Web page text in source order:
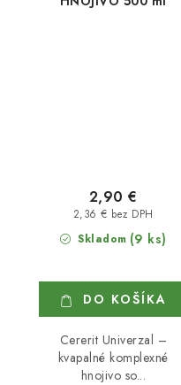
Skladom (9 ks)
2,36 € bez DPH
2,90 €
DO KOŠÍKA
Cererit Univerzal –
kvapalné komplexné
hnojivo so...